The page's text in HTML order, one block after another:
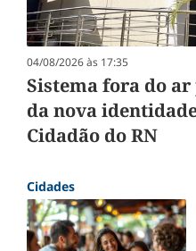
04/08/2026 às 17:35
Sistema fora do
da nova
Cidadão do RN
Cidades